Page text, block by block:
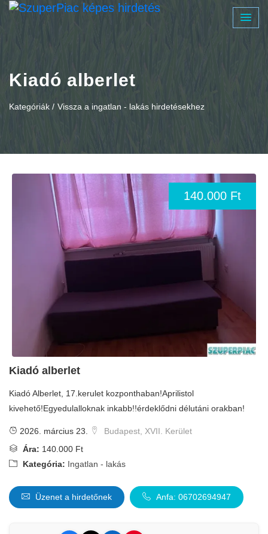
Kiadó alberlet
Kategóriák / Vissza a ingatlan - lakás hirdetésekhez
140.000 Ft
Kiadó alberlet
Kiadó Alberlet, 17.kerulet kozponthaban!Aprilistol
kivehető!Egyedulalloknak inkabb!!érdeklődni délutáni orakban!
2026. március 23.
Budapest, XVII. Kerület
Ára: 140.000 Ft
Kategória: Ingatlan - lakás
Üzenet a hirdetőnek Anfa: 06702694947